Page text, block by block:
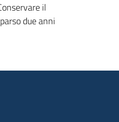
il
due anni